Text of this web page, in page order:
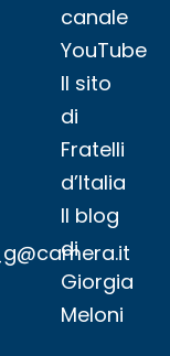
canale
YouTube
Il sito
di
Fratelli
d’Italia
Il blog
di
Giorgia
Meloni